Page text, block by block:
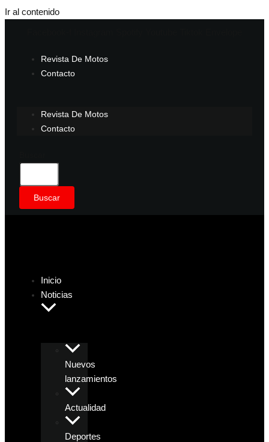
Ir al contenido
Revista De Motos
Contacto
Revista De Motos
Contacto
Buscar
Inicio
Noticias
Nuevos
lanzamientos
Actualidad
Deportes